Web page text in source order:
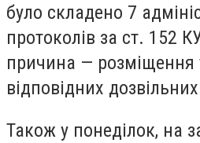
було складено 7
протоколів за ст. 152
причина — розміщення
відповідних
Також у понеділок, на